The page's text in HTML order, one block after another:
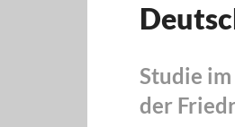
Studie
der